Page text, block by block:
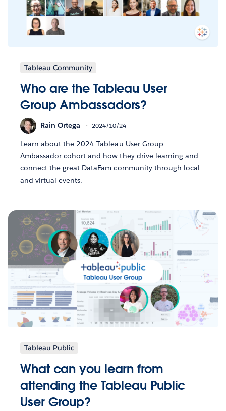
Tableau Community
Who are the Tableau User
Group Ambassadors?
Rain Ortega 2024/10/24
Learn about the 2024 Tableau User Group
Ambassador cohort and how they drive learning and
connect the great DataFam community through local
and virtual events.
Tableau Public
What can you learn from
attending the Tableau Public
User Group?